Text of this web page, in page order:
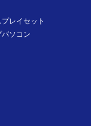
レイセット
ソコン